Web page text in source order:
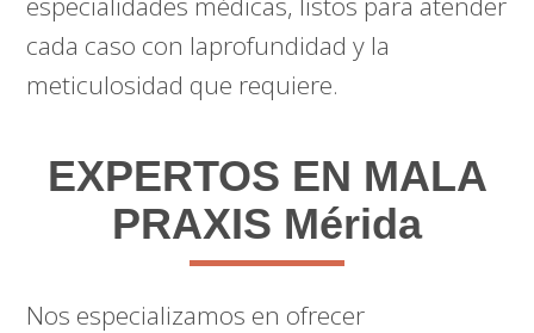
cada caso con laprofundidad y la
meticulosidad que requiere.
EXPERTOS EN MALA
PRAXIS Mérida
Nos especializamos en ofrecer